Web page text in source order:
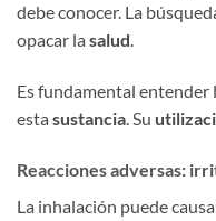
debe conocer. La
opacar la salud.
Es fundamental entender
esta sustancia. Su
Reacciones adversas:
La inhalación puede